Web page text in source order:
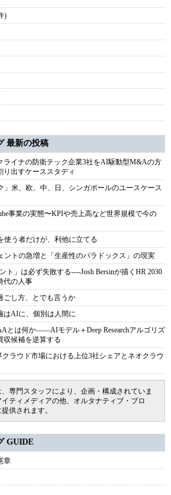
)
最新の投稿
ライナの防衛テック企業3社をAI駆動型M&Aの方
り出すケーススタディ
」米、欧、中、日、シンガポールのユースケース
事業の実態〜KPIや売上高など世界規模で今の
使う者だけが、利他に立てる
ントの急増と「生産性のパラドックス」の現実
ト」は必ず失敗する----Josh Bersinが描くHR 2030
代の人事
ごし方、とでも言うか
はAIに、個別は人間に
とは何か――AIモデル＋Deep Researchアルゴリズ
収候補を逆算する
ラウド市場における上位3社シェアとネオクラウ
専門スタッフにより、企画・構成されていま
ティメディアの他、オルタナティブ・ブロ
供されます。
GUIDE
章